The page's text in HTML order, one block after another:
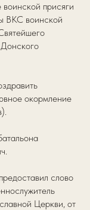
присяги
ВКС воинской
окормление
слово
Церкви, от